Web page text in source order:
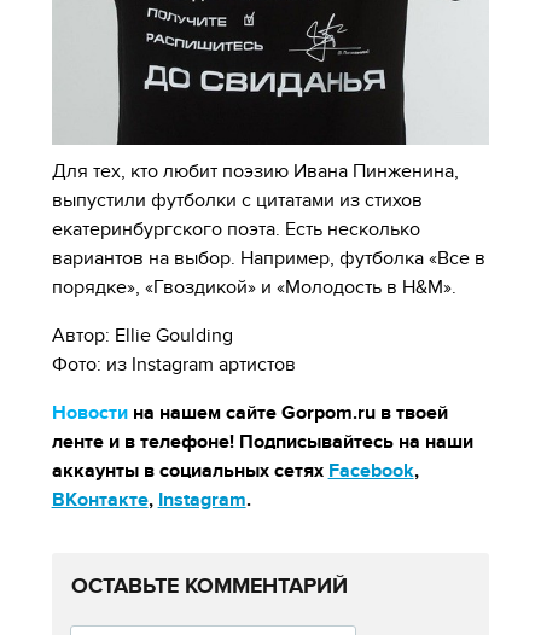
Для тех, кто любит поэзию Ивана Пинженина,
выпустили футболки с цитатами из стихов
екатеринбургского поэта. Есть несколько
вариантов на выбор. Например, футболка «Все в
порядке», «Гвоздикой» и «Молодость в H&M».
Автор: Ellie Goulding
Фото: из Instagram артистов
Новостина нашем сайте Gorpom.ru в твоей
ленте и в телефоне! Подписывайтесь на наши
аккаунты в социальных сетях Facebook,
ВКонтакте, Instagram.
ОСТАВЬТЕ КОММЕНТАРИЙ